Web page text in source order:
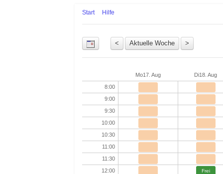
Start Hilfe
Mo17. Aug Di18. Aug
8:00
9:00
9:30
10:00
10:30
11:00
11:30
12:00
Frei